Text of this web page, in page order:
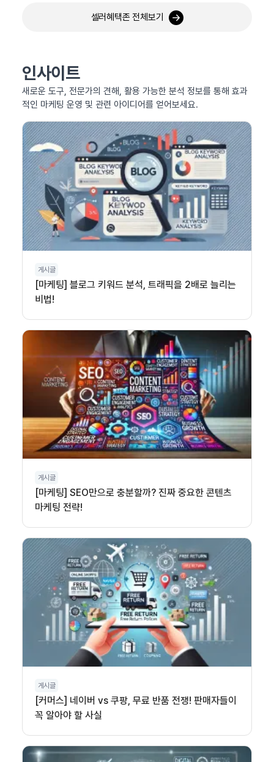
셀러혜택존 전체보기
인사이트
새로운 도구, 전문가의 견해, 활용 가능한 분석 정보를 통해 효과
적인 마케팅 운영 및 관련 아이디어를 얻어보세요.
게시글
[마케팅] 블로그 키워드 분석, 트래픽을 2배로 늘리는
비법!
게시글
[마케팅] SEO만으로 충분할까? 진짜 중요한 콘텐츠
마케팅 전략!
게시글
[커머스] 네이버 vs 쿠팡, 무료 반품 전쟁! 판매자들이
꼭 알아야 할 사실